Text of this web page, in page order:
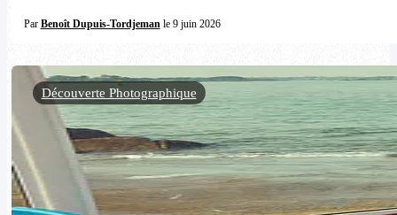
Par Benoît Dupuis-Tordjemanle 9 juin 2026
Découverte Photographique